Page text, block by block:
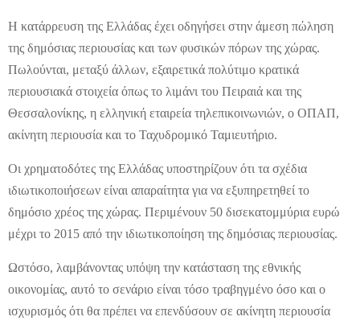
Η κατάρρευση της Ελλάδας έχει οδηγήσει στην άμεση πώληση
της δημόσιας περιουσίας και των φυσικών πόρων της χώρας.
Πωλούνται, μεταξύ άλλων, εξαιρετικά πολύτιμο κρατικά
περιουσιακά στοιχεία όπως το λιμάνι του Πειραιά και της
Θεσσαλονίκης, η ελληνική εταιρεία τηλεπικοινωνιών, ο ΟΠΑΠ,
ακίνητη περιουσία και το Ταχυδρομικό Ταμιευτήριο.
Οι χρηματοδότες της Ελλάδας υποστηρίζουν ότι τα σχέδια
ιδιωτικοποιήσεων είναι απαραίτητα για να εξυπηρετηθεί το
δημόσιο χρέος της χώρας. Περιμένουν 50 δισεκατομμύρια ευρώ
μέχρι το 2015 από την ιδιωτικοποίηση της δημόσιας περιουσίας.
Ωστόσο, λαμβάνοντας υπόψη την κατάσταση της εθνικής
οικονομίας, αυτό το σενάριο είναι τόσο τραβηγμένο όσο και ο
ισχυρισμός ότι θα πρέπει να επενδύσουν σε ακίνητη περιουσία